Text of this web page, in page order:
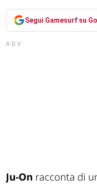
Segui Gamesurf su
ADV
Ju-On racconta di